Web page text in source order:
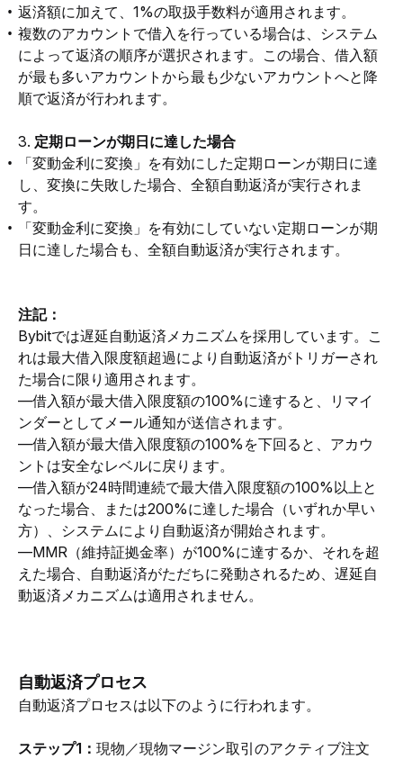
返済額に加えて、1%の取扱手数料が適用されます。
複数のアカウントで借入を行っている場合は、システム
によって返済の順序が選択されます。この場合、借入額
が最も多いアカウントから最も少ないアカウントへと降
順で返済が行われます。
3. 定期ローンが期日に達した場合
「変動金利に変換」を有効にした定期ローンが期日に達
し、変換に失敗した場合、全額自動返済が実行されま
す。
「変動金利に変換」を有効にしていない定期ローンが期
日に達した場合も、全額自動返済が実行されます。
注記：
Bybitでは遅延自動返済メカニズムを採用しています。こ
れは最大借入限度額超過により自動返済がトリガーされ
た場合に限り適用されます。
—借入額が最大借入限度額の100%に達すると、リマイ
ンダーとしてメール通知が送信されます。
—借入額が最大借入限度額の100%を下回ると、アカウ
ントは安全なレベルに戻ります。
—借入額が24時間連続で最大借入限度額の100%以上と
なった場合、または200%に達した場合（いずれか早い
方）、システムにより自動返済が開始されます。
—MMR（維持証拠金率）が100%に達するか、それを超
えた場合、自動返済がただちに発動されるため、遅延自
動返済メカニズムは適用されません。
自動返済プロセス
自動返済プロセスは以下のように行われます。
ステップ1： 現物／現物マージン取引のアクティブ注文